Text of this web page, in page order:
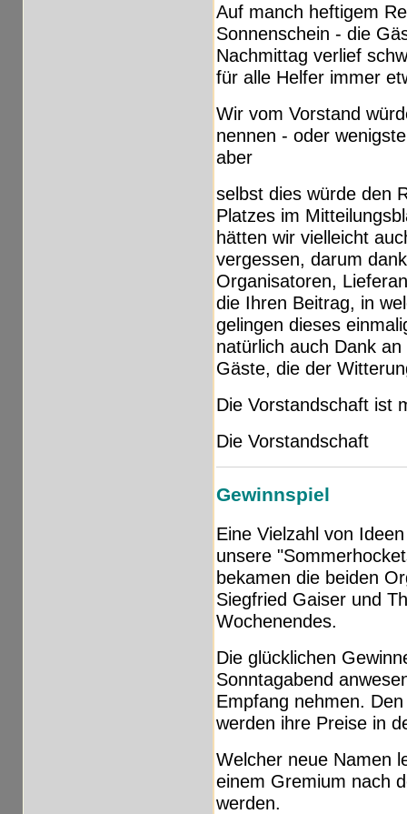
Auf manch heftigem
Sonnenschein - die
Nachmittag verlief
für alle Helfer immer
Wir vom Vorstand
nennen - oder
aber
selbst dies würde den
Platzes im
hätten wir vielleicht
vergessen, darum
Organisatoren,
die Ihren Beitrag, in
gelingen dieses
natürlich auch Dank
Gäste, die der
Die Vorstandschaft ist
Die Vorstandschaft
Gewinnspiel
Eine Vielzahl von
unsere
bekamen die beiden
Siegfried Gaiser und
Wochenendes.
Die glücklichen
Sonntagabend
Empfang nehmen.
werden ihre Preise in
Welcher neue Namen
einem Gremium nach
werden.